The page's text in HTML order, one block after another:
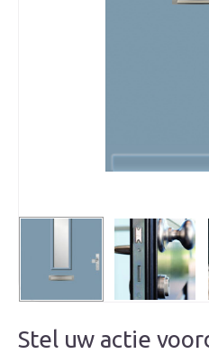
Stel uw actie